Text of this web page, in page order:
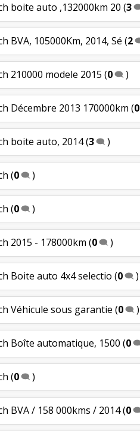
boite auto ,132000km 20 (3
BVA, 105000Km, 2014, Sé (2
210000 modele 2015 (0 )
Décembre 2013 170000km (0
boite auto, 2014(3 )
(0 )
(0 )
2015 - 178000km (0 )
Boite auto 4x4 selectio (0 )
Véhicule sous garantie (0 )
Boîte automatique, 1500 (0
(0 )
BVA / 158 000kms / 2014(0